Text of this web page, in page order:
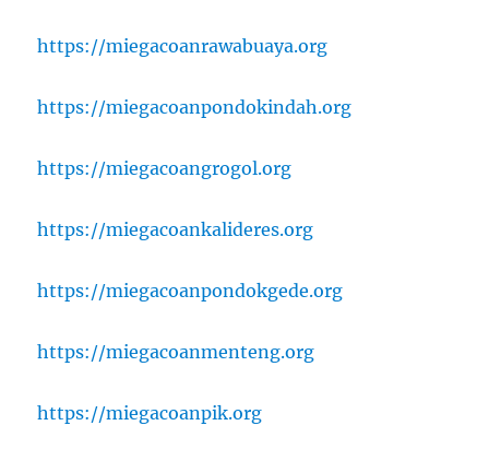
https://miegacoanrawabuaya.org
https://miegacoanpondokindah.org
https://miegacoangrogol.org
https://miegacoankalideres.org
https://miegacoanpondokgede.org
https://miegacoanmenteng.org
https://miegacoanpik.org